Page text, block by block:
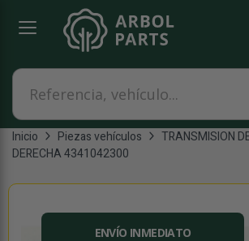
Referencia, vehículo...
Inicio Piezas vehículos
TRANSMISION
DERECHA 4341042300
ENVÍO INMEDIATO